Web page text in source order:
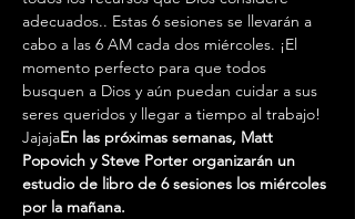
adecuados.. Estas 6 sesiones se llevarán a
cabo a las 6 AM cada dos miércoles. ¡El
momento perfecto para que todos
busquen a Dios y aún puedan cuidar a sus
seres queridos y llegar a tiempo al trabajo!
JajajaEn las próximas semanas, Matt
Popovich y Steve Porter organizarán un
estudio de libro de 6 sesiones los miércoles
por la mañana.